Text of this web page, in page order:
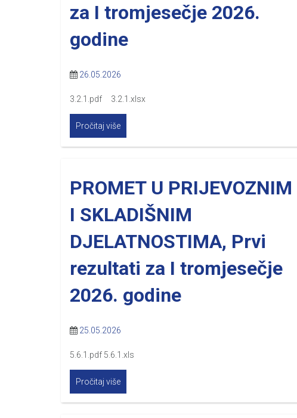
za I tromjesečje 2026.
godine
26.05.2026
3.2.1.pdf 3.2.1.xlsx
Pročitaj više
PROMET U PRIJEVOZNIM
I SKLADIŠNIM
DJELATNOSTIMA, Prvi
rezultati za I tromjesečje
2026. godine
25.05.2026
5.6.1.pdf 5.6.1.xls
Pročitaj više